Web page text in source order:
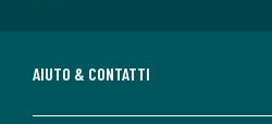
AIUTO & CONTATTI